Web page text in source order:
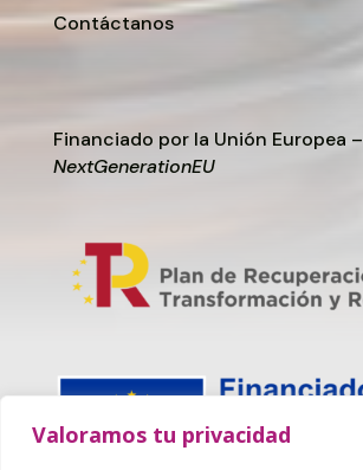
Valoramos tu privacidad
Contáctanos
Financiado por la Unión Europea –
NextGenerationEU